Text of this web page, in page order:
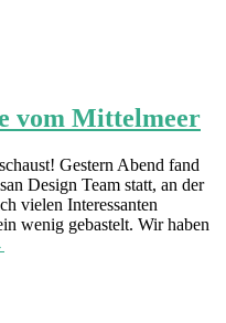
vom Mittelmeer
Gestern Abend fand
Design Team statt, an der
vielen Interessanten
wenig gebastelt. Wir haben